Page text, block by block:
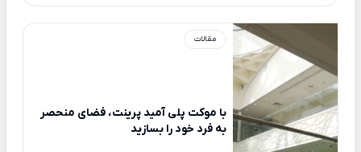
مقالات
با موکت پلی آمید‌‌‌‌ پرینت، فضای منحصر
به فرد خود را بسازید